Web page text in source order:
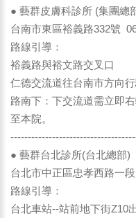
● 藝群皮膚科診所 (集團總
台南市東區裕義路332號
路線引導：
裕義路與裕文路交叉口
仁德交流道往台南市方向
路南下：下交流道需立即
至本院。
● 藝群台北診所(台北總部)
台北市中正區忠孝西路一
路線引導：
台北車站--站前地下街Z10